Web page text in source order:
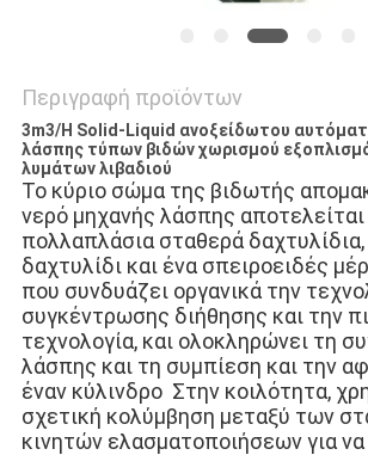
Περιγραφή προϊόντων
3m3/H Solid-Liquid ανοξείδωτου
λάσπης τύπων βιδών χωρισμού
λυμάτων λιβαδιού
Το κύριο σώμα της βιδωτής
νερό μηχανής λάσπης
πολλαπλάσια σταθερά δαχτυλίδια,
δαχτυλίδι και ένα σπειροειδές
που συνδυάζει οργανικά την
συγκέντρωσης διήθησης και την
τεχνολογία, και ολοκληρώνει τη
λάσπης και τη συμπίεση και την
έναν κύλινδρο  Στην κοιλότητα,
σχετική κολύμβηση μεταξύ των
κινητών ελασματοποιήσεων για